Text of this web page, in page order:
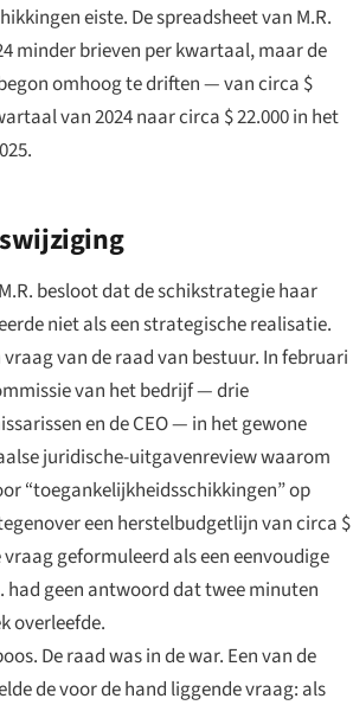
eiste. De spreadsheet van M.R.
minder brieven per kwartaal, maar de
omhoog te driften — van circa $
van 2024 naar circa $ 22.000 in het
besloot dat de schikstrategie haar
niet als een strategische realisatie.
van de raad van bestuur. In februari
van het bedrijf — drie
en de CEO — in het gewone
juridische-uitgavenreview waarom
“toegankelijkheidsschikkingen” op
een herstelbudgetlijn van circa $
vraag geformuleerd als een eenvoudige
had geen antwoord dat twee minuten
overleefde.
De raad was in de war. Een van de
de voor de hand liggende vraag: als